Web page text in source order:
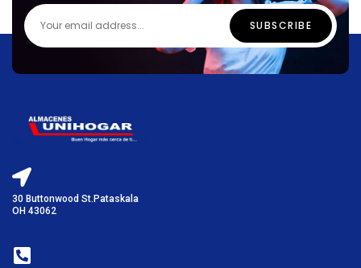
30 Buttonwood St.Pataskala
OH 43062